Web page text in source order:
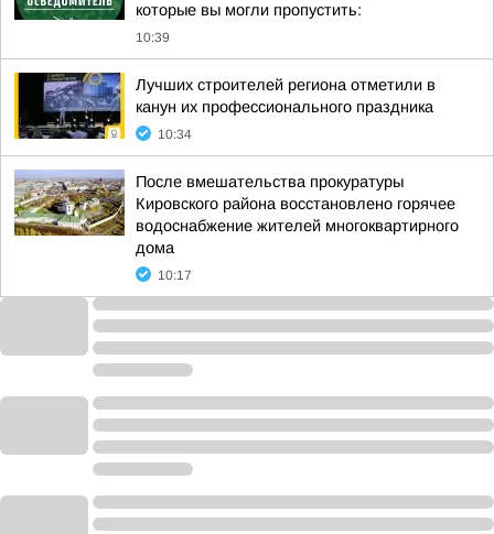
которые вы могли пропустить:
10:39
Лучших строителей региона отметили в
канун их профессионального праздника
10:34
После вмешательства прокуратуры
Кировского района восстановлено горячее
водоснабжение жителей многоквартирного
дома
10:17